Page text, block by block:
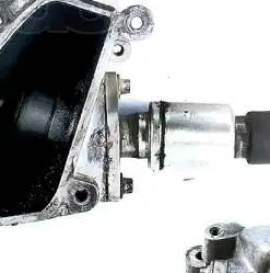
выхлопных
газов